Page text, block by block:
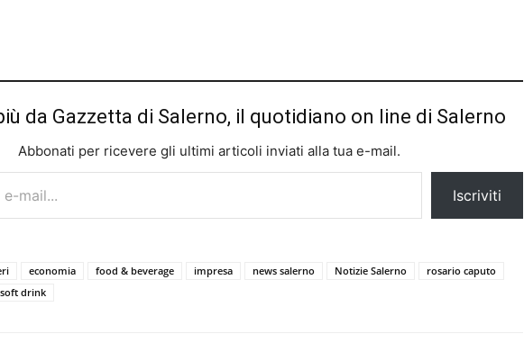
da Gazzetta di Salerno, il quotidiano on line di Salerno
Abbonati per ricevere gli ultimi articoli inviati alla tua e-mail.
Iscriviti
economia food & beverage impresa news salerno Notizie Salerno
rosario caputo
soft drink